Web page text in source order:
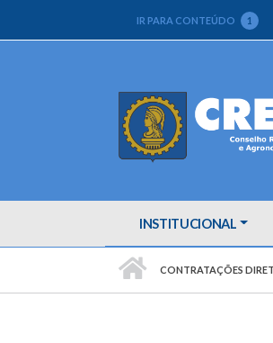
IR PARA CONTEÚDO 1
INSTITUCIONAL
CONTRATAÇÕES